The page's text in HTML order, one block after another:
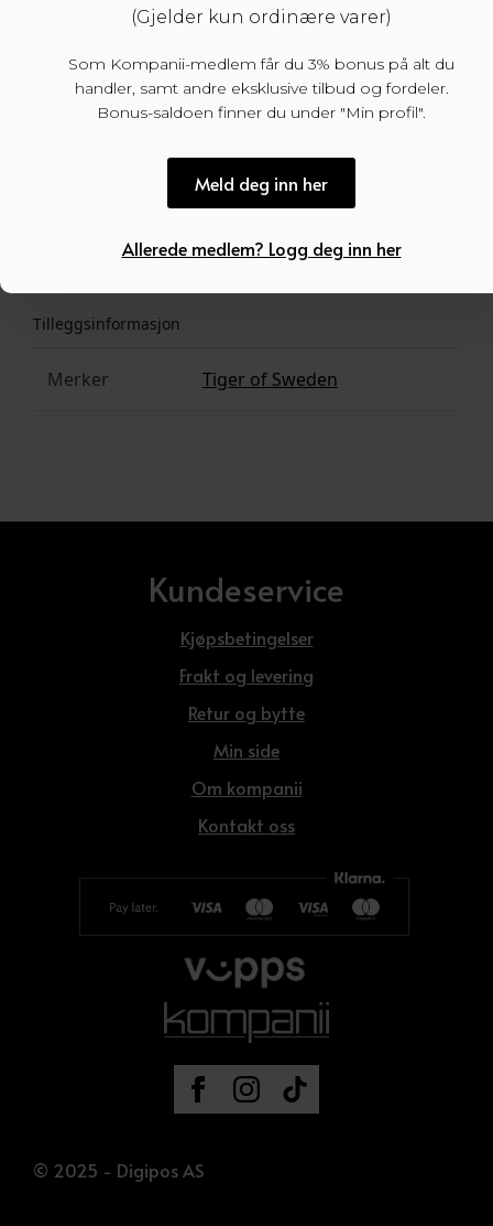
Dette produktet er for tiden utsolgt og
Tilleggsinformasjon
Tilleggsinformasjon
Merker Tiger of Sweden
Kundeservice
Kjøpsbetingelser
Frakt og levering
Retur og bytte
Min side
Om kompanii
Kontakt oss
© 2025 - Digipos AS
(Gjelder kun ordinære varer)
Som Kompanii-medlem får du 3% bonus på alt du
handler, samt andre eksklusive tilbud og fordeler.
Bonus-saldoen finner du under "Min profil".
Meld deg inn her
Allerede medlem? Logg deg inn her